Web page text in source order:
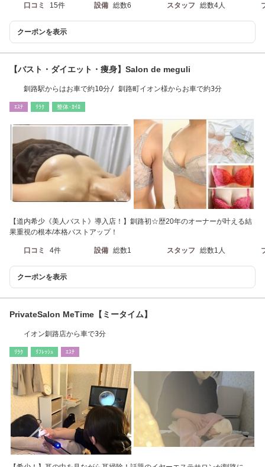
口コミ 15件 設備 総数6 スタッフ 総数4人
クーポンを表示
【バスト・ダイエット・痩身】Salon de meguli
釧路駅からはお車で約10分/ 釧路町イオン様からお車で約3分
ｴｽﾃ ﾘﾗｸ 整体･ｶｲﾛ
【道内希少《美人バスト》導入店！】釧路初☆歴20年のオーナーが叶える結
果重視の根本/本格バストアップ！
口コミ 4件 設備 総数1 スタッフ 総数1人
クーポンを表示
PrivateSalon MeTime【ミータイム】
イオン釧路店から車で3分
ﾘﾗｸ ﾘﾌﾚｯｼｭ ｴｽﾃ